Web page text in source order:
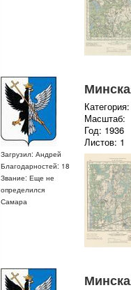
Загрузил: Андрей
Благодарностей: 18
Звание: Еще не
определился
Самара
Масштаб:
Год: 1936
Листов: 1